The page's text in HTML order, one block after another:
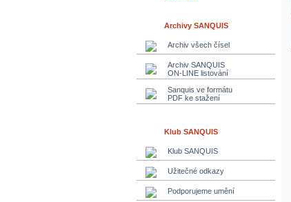
Archivy SANQUIS
Archiv všech čísel
Archiv SANQUIS
ON-LINE listování
Sanquis ve formátu
PDF ke stažení
Klub SANQUIS
Klub SANQUIS
Užitečné odkazy
Podporujeme umění